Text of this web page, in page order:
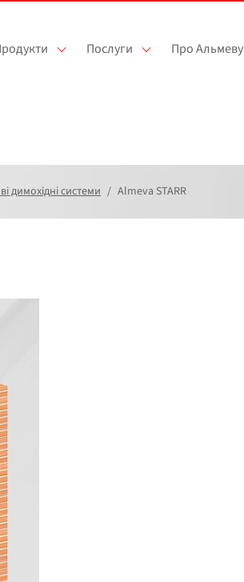
Послуги Про Альмеву
димохідні системи Аlmeva STARR